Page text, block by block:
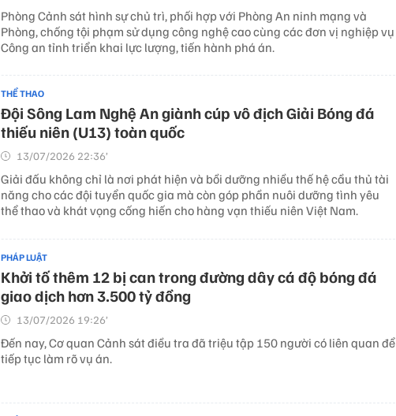
Phòng Cảnh sát hình sự chủ trì, phối hợp với Phòng An ninh mạng và
Phòng, chống tội phạm sử dụng công nghệ cao cùng các đơn vị nghiệp vụ
Công an tỉnh triển khai lực lượng, tiến hành phá án.
THỂ THAO
Đội Sông Lam Nghệ An giành cúp vô địch Giải Bóng đá
thiếu niên (U13) toàn quốc
13/07/2026 22:36’
Giải đấu không chỉ là nơi phát hiện và bồi dưỡng nhiều thế hệ cầu thủ tài
năng cho các đội tuyển quốc gia mà còn góp phần nuôi dưỡng tình yêu
thể thao và khát vọng cống hiến cho hàng vạn thiếu niên Việt Nam.
PHÁP LUẬT
Khởi tố thêm 12 bị can trong đường dây cá độ bóng đá
giao dịch hơn 3.500 tỷ đồng
13/07/2026 19:26’
Đến nay, Cơ quan Cảnh sát điều tra đã triệu tập 150 người có liên quan để
tiếp tục làm rõ vụ án.